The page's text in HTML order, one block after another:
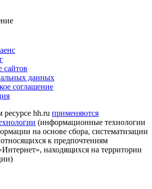
сайтов
данных
соглашение
hh.ru применяются
(информационные технологии
на основе сбора, систематизации
к предпочтениям
находящихся на территории